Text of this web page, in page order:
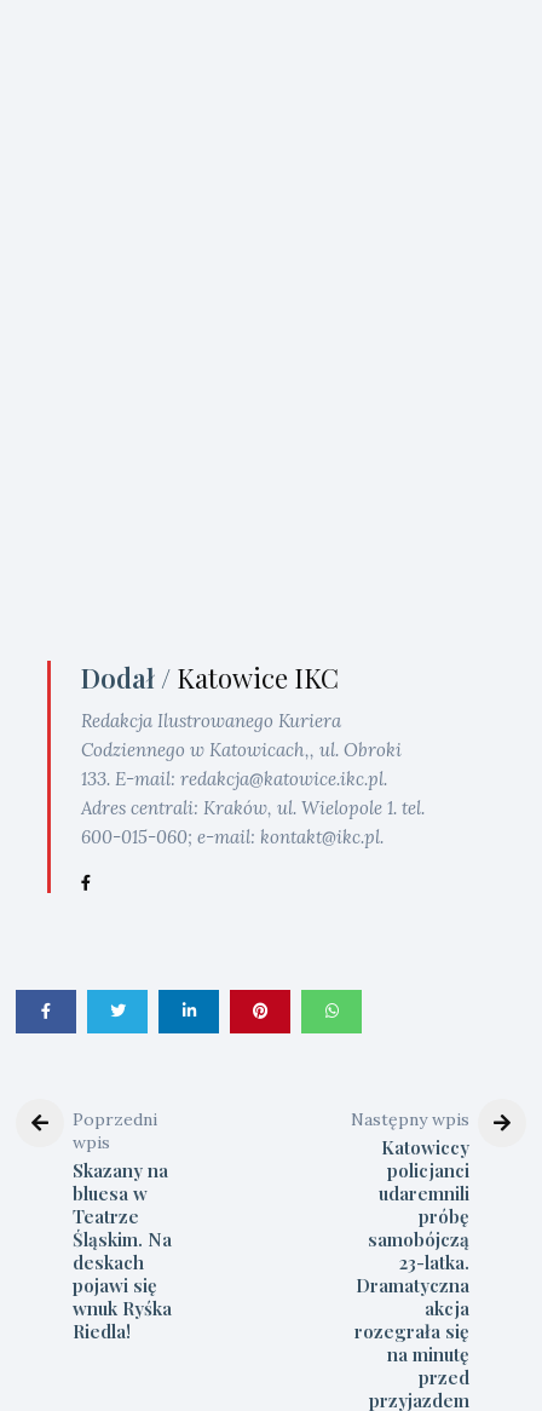
Dodał / Katowice IKC
Redakcja Ilustrowanego Kuriera
Codziennego w Katowicach,, ul. Obroki
133. E-mail: redakcja@katowice.ikc.pl.
Adres centrali: Kraków, ul. Wielopole 1. tel.
600-015-060; e-mail: kontakt@ikc.pl.
Poprzedni
wpis
Skazany na
bluesa w
Teatrze
Śląskim. Na
deskach
pojawi się
wnuk Ryśka
Riedla!
Następny wpis
Katowiccy
policjanci
udaremnili
próbę
samobójczą
23-latka.
Dramatyczna
akcja
rozegrała się
na minutę
przed
przyjazdem